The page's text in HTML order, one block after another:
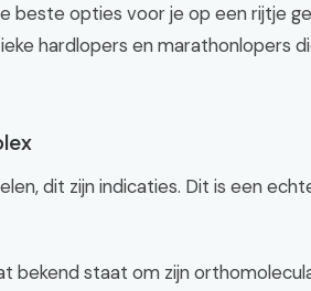
beste opties voor je op een rijtje
hardlopers en marathonlopers
dit zijn indicaties. Dit is een
bekend staat om zijn